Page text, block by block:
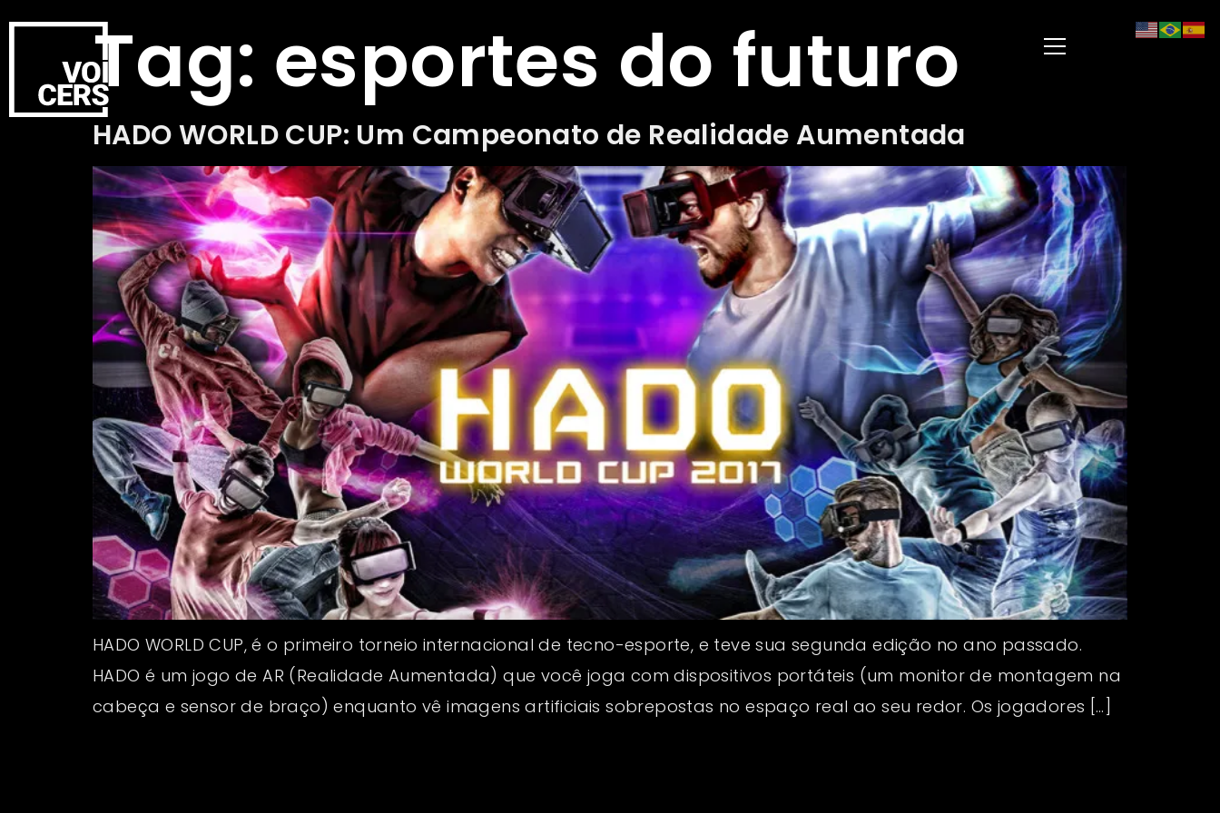
Tag: esportes do futuro
HADO WORLD CUP: Um Campeonato de Realidade Aumentada
HADO WORLD CUP, é o primeiro torneio internacional de tecno-esporte, e teve sua segunda edição no ano passado.
HADO é um jogo de AR (Realidade Aumentada) que você joga com dispositivos portáteis (um monitor de montagem na
cabeça e sensor de braço) enquanto vê imagens artificiais sobrepostas no espaço real ao seu redor. Os jogadores […]